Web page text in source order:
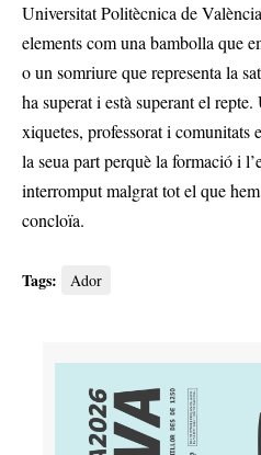
Universitat Politècnica de
elements com una bambolla que
o un somriure que representa la
ha superat i està superant el
xiquetes, professorat i comunitats
la seua part perquè la formació i
interromput malgrat tot el que
concloïa.
Tags: Ador